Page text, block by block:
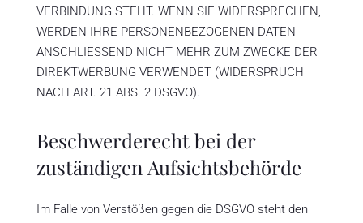
VERBINDUNG STEHT. WENN SIE WIDERSPRECHEN,
WERDEN IHRE PERSONENBEZOGENEN DATEN
ANSCHLIESSEND NICHT MEHR ZUM ZWECKE DER
DIREKTWERBUNG VERWENDET (WIDERSPRUCH
NACH ART. 21 ABS. 2 DSGVO).
Beschwerde­recht bei der
zuständigen Aufsichts­behörde
Im Falle von Verstößen gegen die DSGVO steht den